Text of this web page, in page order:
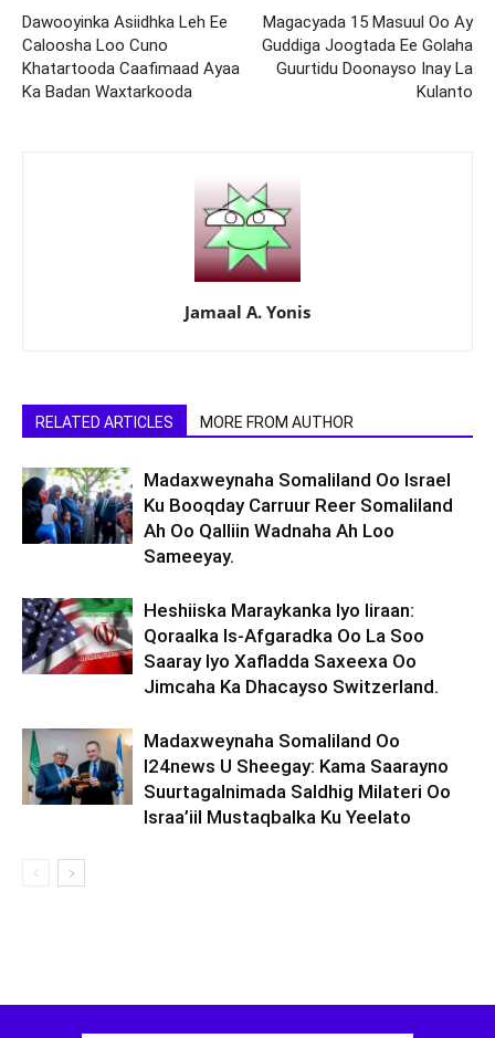
Dawooyinka Asiidhka Leh Ee
Caloosha Loo Cuno
Khatartooda Caafimaad Ayaa
Ka Badan Waxtarkooda
Magacyada 15 Masuul Oo Ay
Guddiga Joogtada Ee Golaha
Guurtidu Doonayso Inay La
Kulanto
Jamaal A. Yonis
RELATED ARTICLES MORE FROM AUTHOR
Madaxweynaha Somaliland Oo Israel
Ku Booqday Carruur Reer Somaliland
Ah Oo Qalliin Wadnaha Ah Loo
Sameeyay.
Heshiiska Maraykanka Iyo Iiraan:
Qoraalka Is-Afgaradka Oo La Soo
Saaray Iyo Xafladda Saxeexa Oo
Jimcaha Ka Dhacayso Switzerland.
Madaxweynaha Somaliland Oo
I24news U Sheegay: Kama Saarayno
Suurtagalnimada Saldhig Milateri Oo
Israa’iil Mustaqbalka Ku Yeelato